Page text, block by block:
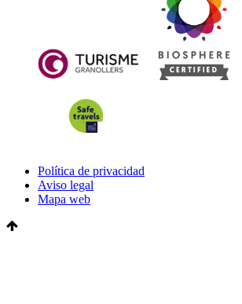
Política de privacidad
Aviso legal
Mapa web